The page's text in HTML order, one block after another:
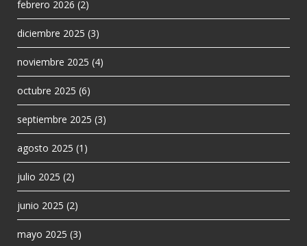
febrero 2026 (2)
diciembre 2025 (3)
noviembre 2025 (4)
octubre 2025 (6)
septiembre 2025 (3)
agosto 2025 (1)
julio 2025 (2)
junio 2025 (2)
mayo 2025 (3)